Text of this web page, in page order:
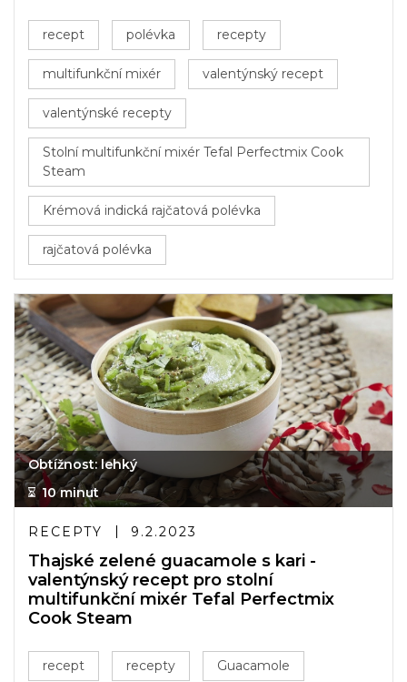
recept polévka recepty
multifunkční mixér valentýnský recept
valentýnské recepty
Stolní multifunkční mixér Tefal Perfectmix Cook
Steam
Krémová indická rajčatová polévka
rajčatová polévka
Obtížnost: lehký
10 minut
RECEPTY 9.2.2023
Thajské zelené guacamole s kari -
valentýnský recept pro stolní
multifunkční mixér Tefal Perfectmix
Cook Steam
recept recepty Guacamole